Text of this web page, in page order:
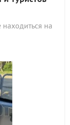
на